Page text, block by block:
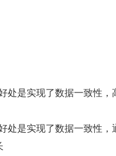
处是实现了数据一致性
处是实现了数据一致性